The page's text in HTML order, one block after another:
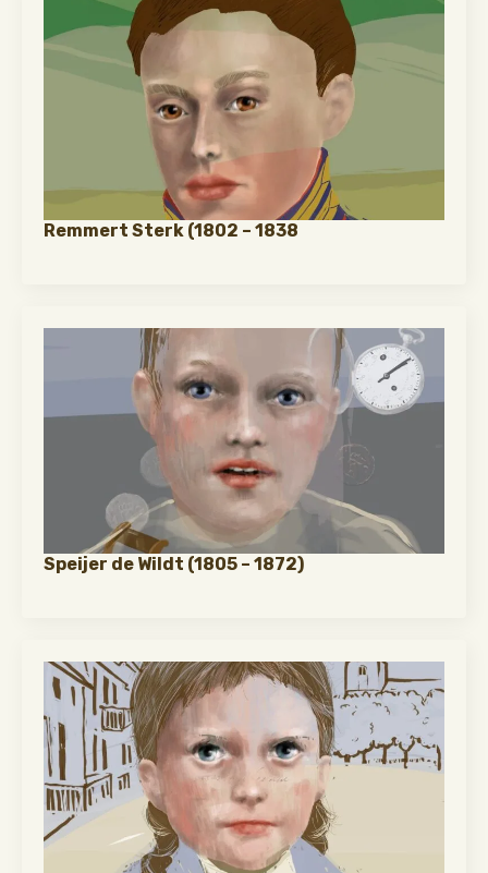
Remmert Sterk (1802 – 1838
Speijer de Wildt (1805 – 1872)